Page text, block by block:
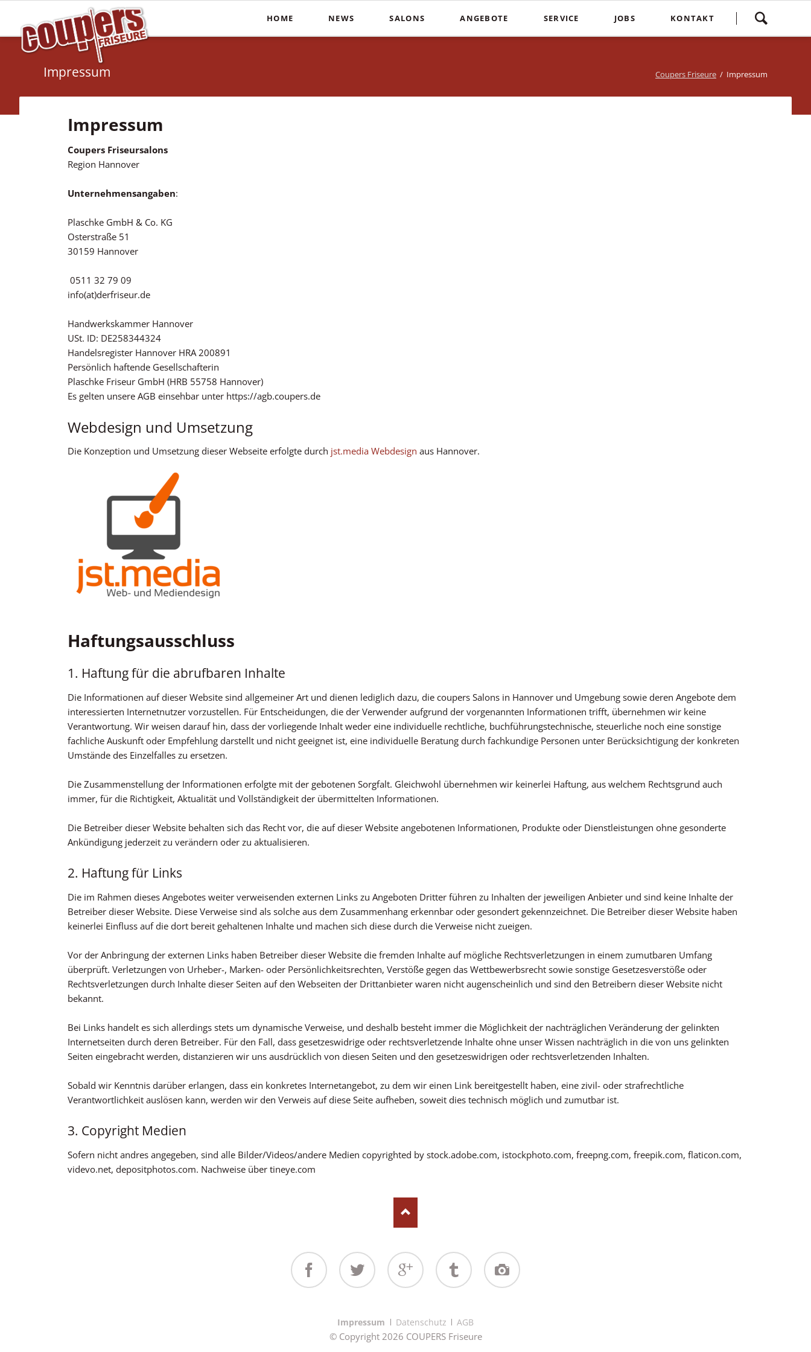
überspringen
HOME NEWS SALONS
Coupers am Stephansplatz
ANGEBOTE
Mehr Haare
Haarverlängerungen
Topper
SERVICE
Kostenlose Kinderhaarschnitte
Treuebonus
JOBS KONTAKT
Bewertung
Friseurbewertung
Impressum Coupers Friseure Impressum
Impressum
Coupers Friseursalons
Region Hannover
Unternehmensangaben:
Plaschke GmbH & Co. KG
Osterstraße 51
30159 Hannover
0511 32 79 09
info(at)derfriseur.de
Handwerkskammer Hannover
USt. ID: DE258344324
Handelsregister Hannover HRA 200891
Persönlich haftende Gesellschafterin
Plaschke Friseur GmbH (HRB 55758 Hannover)
Es gelten unsere AGB einsehbar unter https://agb.coupers.de
Webdesign und Umsetzung
Die Konzeption und Umsetzung dieser Webseite erfolgte durch jst.media Webdesign aus Hannover.
Haftungsausschluss
1. Haftung für die abrufbaren Inhalte
Die Informationen auf dieser Website sind allgemeiner Art und dienen lediglich dazu, die coupers Salons in Hannover und Umgebung sowie deren Angebote dem
interessierten Internetnutzer vorzustellen. Für Entscheidungen, die der Verwender aufgrund der vorgenannten Informationen trifft, übernehmen wir keine
Verantwortung. Wir weisen darauf hin, dass der vorliegende Inhalt weder eine individuelle rechtliche, buchführungstechnische, steuerliche noch eine sonstige
fachliche Auskunft oder Empfehlung darstellt und nicht geeignet ist, eine individuelle Beratung durch fachkundige Personen unter Berücksichtigung der konkreten
Umstände des Einzelfalles zu ersetzen.
Die Zusammenstellung der Informationen erfolgte mit der gebotenen Sorgfalt. Gleichwohl übernehmen wir keinerlei Haftung, aus welchem Rechtsgrund auch
immer, für die Richtigkeit, Aktualität und Vollständigkeit der übermittelten Informationen.
Die Betreiber dieser Website behalten sich das Recht vor, die auf dieser Website angebotenen Informationen, Produkte oder Dienstleistungen ohne gesonderte
Ankündigung jederzeit zu verändern oder zu aktualisieren.
2. Haftung für Links
Die im Rahmen dieses Angebotes weiter verweisenden externen Links zu Angeboten Dritter führen zu Inhalten der jeweiligen Anbieter und sind keine Inhalte der
Betreiber dieser Website. Diese Verweise sind als solche aus dem Zusammenhang erkennbar oder gesondert gekennzeichnet. Die Betreiber dieser Website haben
keinerlei Einfluss auf die dort bereit gehaltenen Inhalte und machen sich diese durch die Verweise nicht zueigen.
Vor der Anbringung der externen Links haben Betreiber dieser Website die fremden Inhalte auf mögliche Rechtsverletzungen in einem zumutbaren Umfang
überprüft. Verletzungen von Urheber-, Marken- oder Persönlichkeitsrechten, Verstöße gegen das Wettbewerbsrecht sowie sonstige Gesetzesverstöße oder
Rechtsverletzungen durch Inhalte dieser Seiten auf den Webseiten der Drittanbieter waren nicht augenscheinlich und sind den Betreibern dieser Website nicht
bekannt.
Bei Links handelt es sich allerdings stets um dynamische Verweise, und deshalb besteht immer die Möglichkeit der nachträglichen Veränderung der gelinkten
Internetseiten durch deren Betreiber. Für den Fall, dass gesetzeswidrige oder rechtsverletzende Inhalte ohne unser Wissen nachträglich in die von uns gelinkten
Seiten eingebracht werden, distanzieren wir uns ausdrücklich von diesen Seiten und den gesetzeswidrigen oder rechtsverletzenden Inhalten.
Sobald wir Kenntnis darüber erlangen, dass ein konkretes Internetangebot, zu dem wir einen Link bereitgestellt haben, eine zivil- oder strafrechtliche
Verantwortlichkeit auslösen kann, werden wir den Verweis auf diese Seite aufheben, soweit dies technisch möglich und zumutbar ist.
3. Copyright Medien
Sofern nicht andres angegeben, sind alle Bilder/Videos/andere Medien copyrighted by stock.adobe.com, istockphoto.com, freepng.com, freepik.com, flaticon.com,
videvo.net, depositphotos.com. Nachweise über tineye.com
Navigation
überspringen
Impressum Datenschutz AGB
© Copyright 2026 COUPERS Friseure